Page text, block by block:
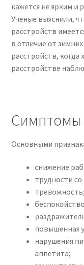
кажется не ярким и
Ученые выяснили,
расстройств
в отличие от
расстройств, когда
расстройстве
Симптомы
Основными
снижение
трудности
тревожность;
повышенная
нарушения
аппетита;